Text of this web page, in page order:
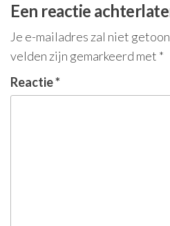
Een reactie
Je e-mailadres zal niet
velden zijn gemarkeerd met *
Reactie*